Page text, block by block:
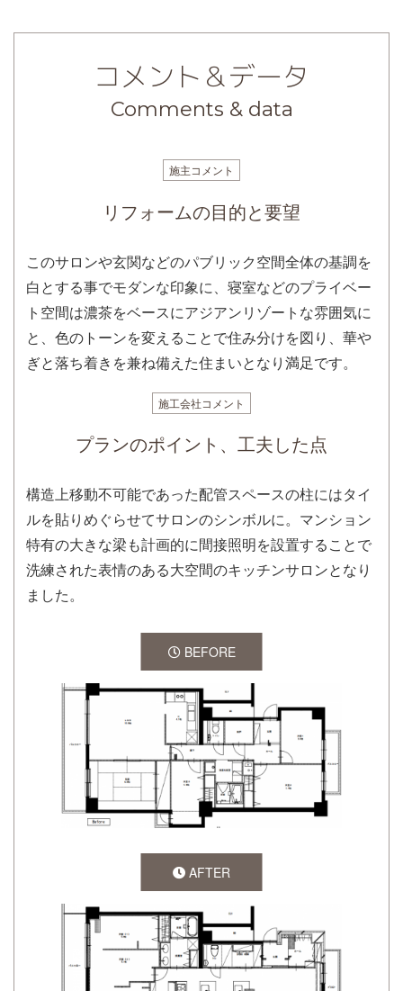
コメント＆データ
Comments & data
施主コメント
リフォームの目的と要望
このサロンや玄関などのパブリック空間全体の基調を
白とする事でモダンな印象に、寝室などのプライベー
ト空間は濃茶をベースにアジアンリゾートな雰囲気に
と、色のトーンを変えることで住み分けを図り、華や
ぎと落ち着きを兼ね備えた住まいとなり満足です。
施工会社コメント
プランのポイント、工夫した点
構造上移動不可能であった配管スペースの柱にはタイ
ルを貼りめぐらせてサロンのシンボルに。マンション
特有の大きな梁も計画的に間接照明を設置することで
洗練された表情のある大空間のキッチンサロンとなり
ました。
BEFORE
AFTER